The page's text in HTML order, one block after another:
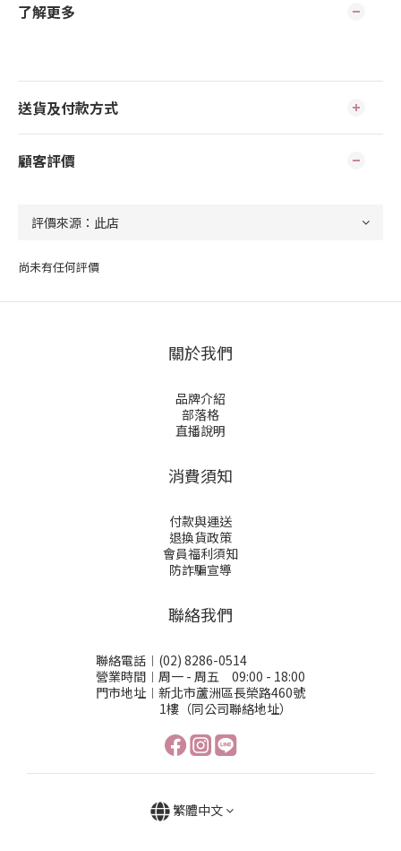
了解更多
送貨及付款方式
顧客評價
尚未有任何評價
關於我們
品牌介紹
部落格
直播說明
消費須知
付款與運送
退換貨政策
會員福利須知
防詐騙宣導
聯絡我們
聯絡電話︱(02) 8286-0514
營業時間︱周一 - 周五 09:00 - 18:00
門市地址︱新北市蘆洲區長榮路460號
1樓（同公司聯絡地址）
繁體中文